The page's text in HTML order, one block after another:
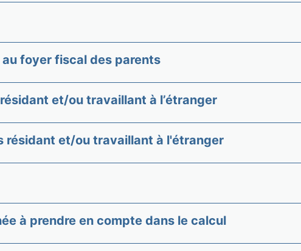
foyer fiscal des parents
et/ou travaillant à l’étranger
résidant et/ou travaillant à l'étranger
à prendre en compte dans le calcul